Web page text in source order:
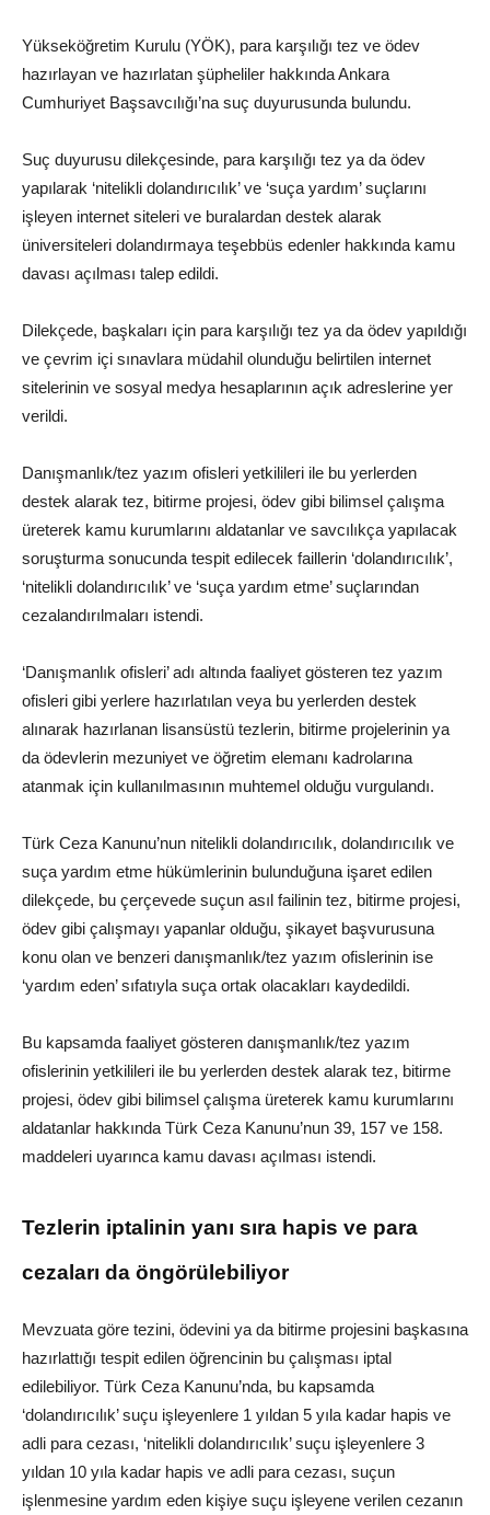
Yükseköğretim Kurulu (YÖK), para karşılığı tez ve ödev
hazırlayan ve hazırlatan şüpheliler hakkında Ankara
Cumhuriyet Başsavcılığı’na suç duyurusunda bulundu.
Suç duyurusu dilekçesinde, para karşılığı tez ya da ödev
yapılarak ‘nitelikli dolandırıcılık’ ve ‘suça yardım’ suçlarını
işleyen internet siteleri ve buralardan destek alarak
üniversiteleri dolandırmaya teşebbüs edenler hakkında kamu
davası açılması talep edildi.
Dilekçede, başkaları için para karşılığı tez ya da ödev yapıldığı
ve çevrim içi sınavlara müdahil olunduğu belirtilen internet
sitelerinin ve sosyal medya hesaplarının açık adreslerine yer
verildi.
Danışmanlık/tez yazım ofisleri yetkilileri ile bu yerlerden
destek alarak tez, bitirme projesi, ödev gibi bilimsel çalışma
üreterek kamu kurumlarını aldatanlar ve savcılıkça yapılacak
soruşturma sonucunda tespit edilecek faillerin ‘dolandırıcılık’,
‘nitelikli dolandırıcılık’ ve ‘suça yardım etme’ suçlarından
cezalandırılmaları istendi.
‘Danışmanlık ofisleri’ adı altında faaliyet gösteren tez yazım
ofisleri gibi yerlere hazırlatılan veya bu yerlerden destek
alınarak hazırlanan lisansüstü tezlerin, bitirme projelerinin ya
da ödevlerin mezuniyet ve öğretim elemanı kadrolarına
atanmak için kullanılmasının muhtemel olduğu vurgulandı.
Türk Ceza Kanunu’nun nitelikli dolandırıcılık, dolandırıcılık ve
suça yardım etme hükümlerinin bulunduğuna işaret edilen
dilekçede, bu çerçevede suçun asıl failinin tez, bitirme projesi,
ödev gibi çalışmayı yapanlar olduğu, şikayet başvurusuna
konu olan ve benzeri danışmanlık/tez yazım ofislerinin ise
‘yardım eden’ sıfatıyla suça ortak olacakları kaydedildi.
Bu kapsamda faaliyet gösteren danışmanlık/tez yazım
ofislerinin yetkilileri ile bu yerlerden destek alarak tez, bitirme
projesi, ödev gibi bilimsel çalışma üreterek kamu kurumlarını
aldatanlar hakkında Türk Ceza Kanunu’nun 39, 157 ve 158.
maddeleri uyarınca kamu davası açılması istendi.
Tezlerin iptalinin yanı sıra hapis ve para
cezaları da öngörülebiliyor
Mevzuata göre tezini, ödevini ya da bitirme projesini başkasına
hazırlattığı tespit edilen öğrencinin bu çalışması iptal
edilebiliyor. Türk Ceza Kanunu’nda, bu kapsamda
‘dolandırıcılık’ suçu işleyenlere 1 yıldan 5 yıla kadar hapis ve
adli para cezası, ‘nitelikli dolandırıcılık’ suçu işleyenlere 3
yıldan 10 yıla kadar hapis ve adli para cezası, suçun
işlenmesine yardım eden kişiye suçu işleyene verilen cezanın